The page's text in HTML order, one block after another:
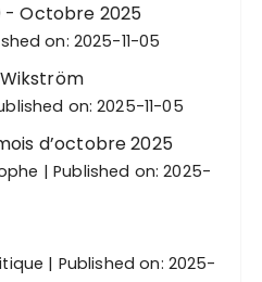
- Octobre 2025
on: 2025-11-05
on: 2025-11-05
d’octobre 2025
Published on: 2025-
Published on: 2025-